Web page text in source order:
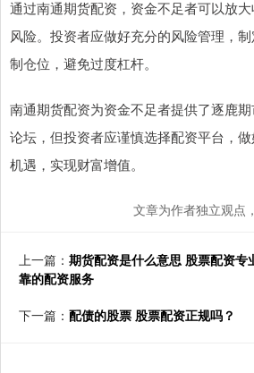
通过南通期货配资，资金不足者可以放
风险。投资者应做好充分的风险管理，
制仓位，避免过度杠杆。
南通期货配资为资金不足者提供了逐鹿
论坛，但投资者应谨慎选择配资平台，
机遇，实现财富增值。
文章为作者独立观点
上一篇： 期货配资是什么意思 股票配资专
靠的配资服务
下一篇： 配债的股票 股票配资正规吗？